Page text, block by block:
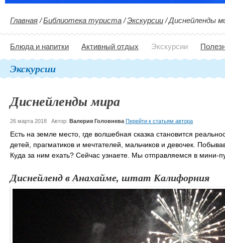
Главная /Библиотека туриста /Экскурсии /Диснейленды
Блюда и напитки Активный отдых Экскурсии
Экскурсии
Диснейленды мира
26 марта 2018 Автор: Валерия Головнева Перейти к статьям автора
Есть на земле место, где волшебная сказка становится
детей, прагматиков и мечтателей, мальчиков и девочек.
Куда за ним ехать? Сейчас узнаете. Мы отправляемся в мини-
Диснейленд в Анахайме, штат Калифорния